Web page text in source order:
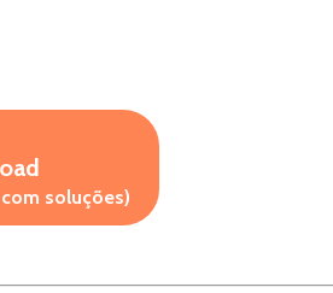
soluções)